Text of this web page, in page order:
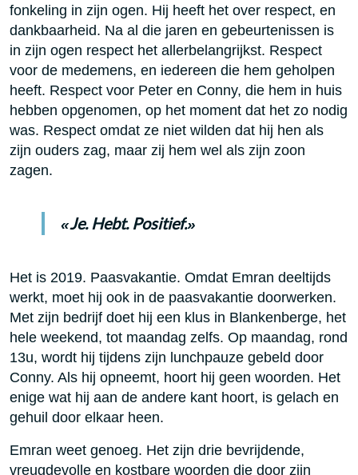
fonkeling in zijn ogen. Hij heeft het over respect, en
dankbaarheid. Na al die jaren en gebeurtenissen is
in zijn ogen respect het allerbelangrijkst. Respect
voor de medemens, en iedereen die hem geholpen
heeft. Respect voor Peter en Conny, die hem in huis
hebben opgenomen, op het moment dat het zo nodig
was. Respect omdat ze niet wilden dat hij hen als
zijn ouders zag, maar zij hem wel als zijn zoon
zagen.
«Je. Hebt. Positief.»
Het is 2019. Paasvakantie. Omdat Emran deeltijds
werkt, moet hij ook in de paasvakantie doorwerken.
Met zijn bedrijf doet hij een klus in Blankenberge, het
hele weekend, tot maandag zelfs. Op maandag, rond
13u, wordt hij tijdens zijn lunchpauze gebeld door
Conny. Als hij opneemt, hoort hij geen woorden. Het
enige wat hij aan de andere kant hoort, is gelach en
gehuil door elkaar heen.
Emran weet genoeg. Het zijn drie bevrijdende,
vreugdevolle en kostbare woorden die door zijn